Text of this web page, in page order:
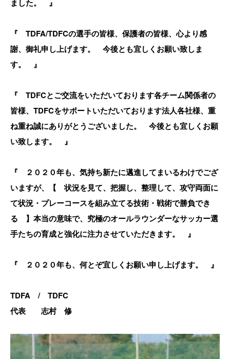
ました。 』
『 TDFA/TDFCの選手の皆様、保護者の皆様、心より感
謝、御礼申し上げます。 今後とも宜しくお願い致しま
す。 』
『 TDFCとご交流をいただいております各チーム関係者の
皆様、TDFCをサポートいただいております法人各社様、重
ね重ね誠にありがとうございました。 今後とも宜しくお願
い致します。 』
『 ２０２０年も、気持ち新たに邁進してまいるわけでござ
いますが、【 状況を見て、把握し、整理して、攻守両面に
て状況・プレーコースを組み立てる技術・戦術で勝負でき
る 】本当の意味で、究極のオールラウンダーなサッカー選
手たちの育成と強化に注力させていただきます。 』
『 ２０２０年も、何とぞ宜しくお願い申し上げます。 』
TDFA / TDFC
代表 志村 修